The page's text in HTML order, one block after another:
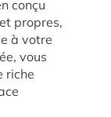
conçu
propres,
à votre
vous
riche